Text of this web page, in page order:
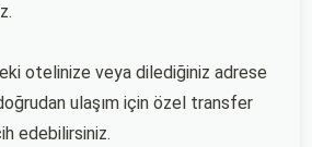
otelinize veya dilediğiniz adrese
ulaşım için özel transfer
edebilirsiniz.